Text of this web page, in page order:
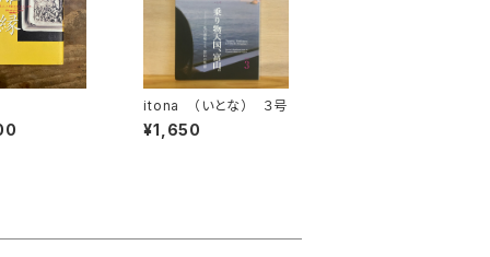
itona （いとな） ３号
¥1,650